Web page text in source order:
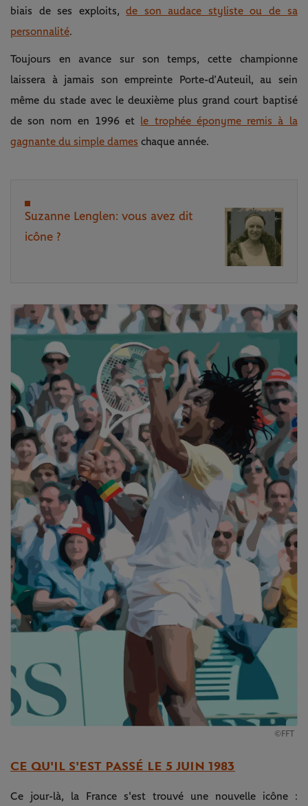
biais de ses exploits,de son audace styliste ou de sa
personnalité.
Toujours en avance sur son temps, cette championne
laissera à jamais son empreinte Porte-d’Auteuil, au sein
même du stade avec le deuxième plus grand court baptisé
de son nom en 1996 et le trophée éponyme remis à la
gagnante du simple dames chaque année.
Suzanne Lenglen: vous avez dit
icône ?
©FFT
CE QU'IL S'EST PASSÉ LE 5 JUIN 1983
Ce jour-là, la France s'est trouvé une nouvelle icône :